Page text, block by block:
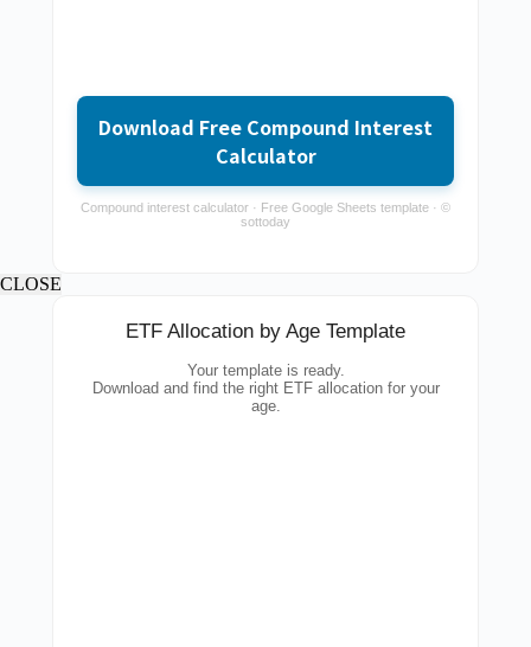
Download Free Compound Interest
Calculator
Compound interest calculator · Free Google Sheets template · ©
sottoday
CLOSE
ETF Allocation by Age Template
Your template is ready.
Download and find the right ETF allocation for your
age.